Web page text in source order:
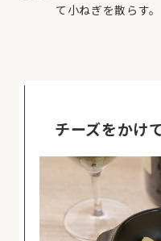
て小ねぎを散らす。
チーズをかけ